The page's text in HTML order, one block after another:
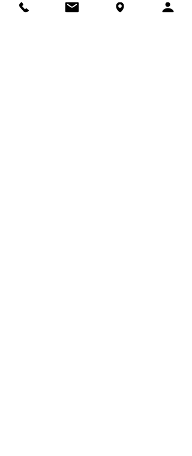
stärkste Mannschaft aus unserem